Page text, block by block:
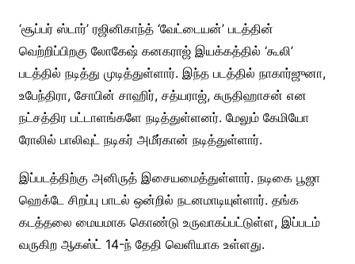
‘சூப்பர் ஸ்டார்’ ரஜினிகாந்த் ‘வேட்டையன்’ படத்தின்
வெற்றிப்பிறகு லோகேஷ் கனகராஜ் இயக்கத்தில் ‘கூலி’
படத்தில் நடித்து முடித்துள்ளார். இந்த படத்தில் நாகார்ஜுனா,
உபேந்திரா, சோபின் சாஹிர், சத்யராஜ், சுருதிஹாசன் என
நட்சத்திர பட்டாளங்களே நடித்துள்ளனர். மேலும் கேமியோ
ரோலில் பாலிவுட் நடிகர் அமீர்கான் நடித்துள்ளார்.
இப்படத்திற்கு அனிருத் இசையமைத்துள்ளார். நடிகை பூஜா
ஹெக்டே சிறப்பு பாடல் ஒன்றில் நடனமாடியுள்ளார். தங்க
கடத்தலை மையமாக கொண்டு உருவாகப்பட்டுள்ள, இப்படம்
வருகிற ஆகஸ்ட் 14-ந் தேதி வெளியாக உள்ளது.